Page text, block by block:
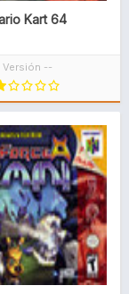
Kart 64
Versión --